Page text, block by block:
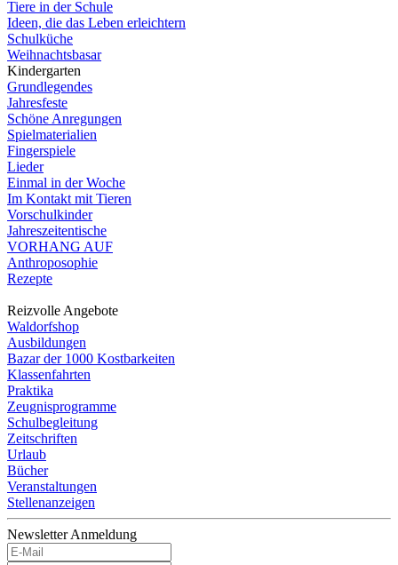
Tiere in der Schule
Ideen, die das Leben erleichtern
Schulküche
Weihnachtsbasar
Kindergarten
Grundlegendes
Jahresfeste
Schöne Anregungen
Spielmaterialien
Fingerspiele
Lieder
Einmal in der Woche
Im Kontakt mit Tieren
Vorschulkinder
Jahreszeitentische
VORHANG AUF
Anthroposophie
Rezepte
Reizvolle Angebote
Waldorfshop
Ausbildungen
Bazar der 1000 Kostbarkeiten
Klassenfahrten
Praktika
Zeugnisprogramme
Schulbegleitung
Zeitschriften
Urlaub
Bücher
Veranstaltungen
Stellenanzeigen
Newsletter Anmeldung